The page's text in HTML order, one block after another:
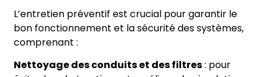
L’entretien préventif est crucial pour garantir le
bon fonctionnement et la sécurité des systèmes,
comprenant :
Nettoyage des conduits et des filtres: pour